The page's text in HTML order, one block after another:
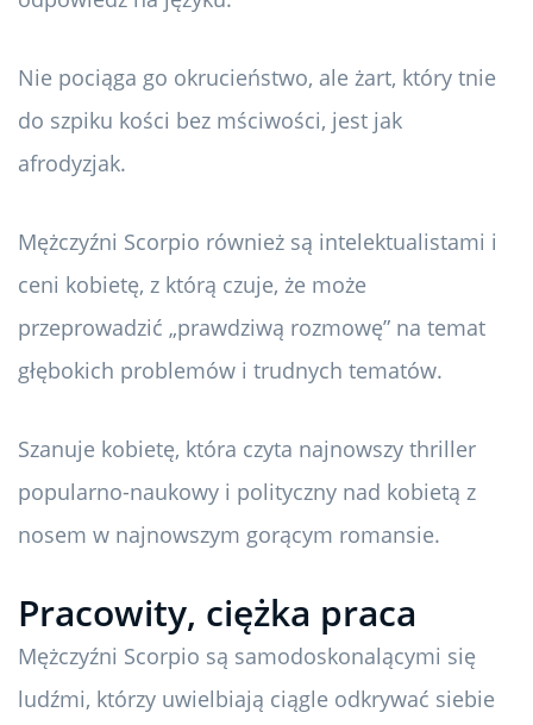
Nie pociąga go okrucieństwo, ale żart, który tnie
do szpiku kości bez mściwości, jest jak
afrodyzjak.
Mężczyźni Scorpio również są intelektualistami i
ceni kobietę, z którą czuje, że może
przeprowadzić „prawdziwą rozmowę” na temat
głębokich problemów i trudnych tematów.
Szanuje kobietę, która czyta najnowszy thriller
popularno-naukowy i polityczny nad kobietą z
nosem w najnowszym gorącym romansie.
Pracowity, ciężka praca
Mężczyźni Scorpio są samodoskonalącymi się
ludźmi, którzy uwielbiają ciągle odkrywać siebie